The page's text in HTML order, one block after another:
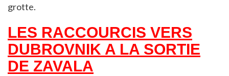
grotte.
LES RACCOURCIS VERS
DUBROVNIK A LA SORTIE
DE ZAVALA